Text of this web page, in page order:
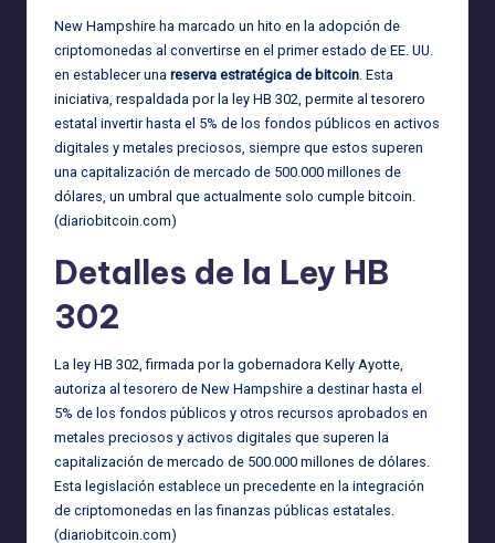
New Hampshire ha marcado un hito en la adopción de
criptomonedas al convertirse en el primer estado de EE. UU.
en establecer una reserva estratégica de bitcoin . Esta
iniciativa, respaldada por la ley HB 302, permite al tesorero
estatal invertir hasta el 5% de los fondos públicos en activos
digitales y metales preciosos, siempre que estos superen
una capitalización de mercado de 500.000 millones de
dólares, un umbral que actualmente solo cumple bitcoin.
(diariobitcoin.com)
Detalles de la Ley HB
302
La ley HB 302, firmada por la gobernadora Kelly Ayotte,
autoriza al tesorero de New Hampshire a destinar hasta el
5% de los fondos públicos y otros recursos aprobados en
metales preciosos y activos digitales que superen la
capitalización de mercado de 500.000 millones de dólares.
Esta legislación establece un precedente en la integración
de criptomonedas en las finanzas públicas estatales.
(diariobitcoin.com)